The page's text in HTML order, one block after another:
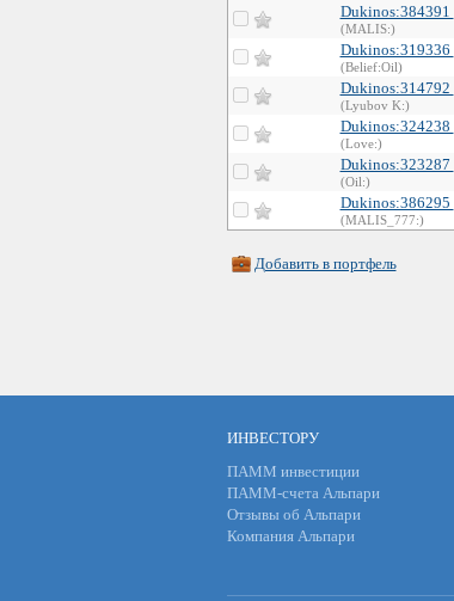
Dukinos:384391
(MALIS:)
Dukinos:319336
(Belief:Oil)
Dukinos:314792
(Lyubov K:)
Dukinos:324238
(Love:)
Dukinos:323287
(Oil:)
Dukinos:386295
(MALIS_777:)
Добавить в портфель
ИНВЕСТОРУ
ПАММ инвестиции
ПАММ-счета Альпари
Отзывы об Альпари
Компания Альпари